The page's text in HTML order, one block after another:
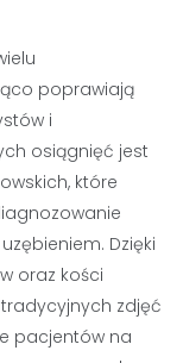
poprawiają
i
osiągnięć jest
które
Dzięki
oraz kości
zdjęć
pacjentów na